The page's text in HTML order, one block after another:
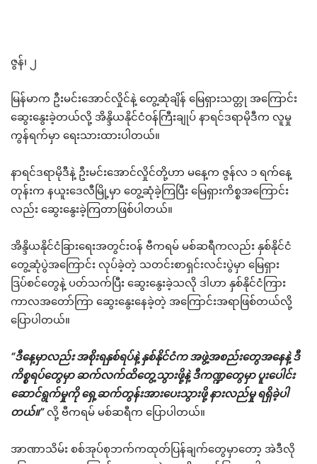
ဇွန်၊ ၂
မြန်မာက ဦးမင်းအောင်လှိုင်နဲ့ တွေ့ဆုံချိန် မြေရှားသတ္တု အကြောင်း
ဆွေးနွေးခဲ့တယ်လို့ အိန္ဒိယနိုင်ငံဝန်ကြီးချုပ် နာရင်ဒရာမိုဒီက လူမှု
ကွန်ရက်မှာ ရေးသားထားပါတယ်။
နာရင်ဒရာမိုဒီနဲ့ ဦးမင်းအောင်လှိုင်တို့ဟာ မနေ့က ဇွန်လ ၁ ရက်နေ့
တုန်းက နယူးဒေလီမြို့မှာ တွေ့ဆုံခဲ့ကြပြီး မြေရှားကိစ္စအကြောင်း
လည်း ဆွေးနွေးခဲ့ကြတာဖြစ်ပါတယ်။
အိန္ဒိယနိုင်ငံခြားရေးအတွင်းဝန် ဗီကရမ် မစ်ဆရီကလည်း နှစ်နိုင်ငံ
တွေ့ဆုံပွဲအကြောင်း လုပ်ခဲ့တဲ့ သတင်းစာရှင်းလင်းပွဲမှာ မြေရှား
ဒြပ်စင်တွေနဲ့ ပတ်သက်ပြီး ဆွေးနွေးခဲ့သလို ဒါဟာ နှစ်နိုင်ငံကြား
ကာလအတော်ကြာ ဆွေးနွေးနေခဲ့တဲ့ အကြောင်းအရာဖြစ်တယ်လို့
ပြောပါတယ်။
“ဒီနေ့မှာလည်း အစိုးရနှစ်ရပ်နဲ့ နှစ်နိုင်ငံက အဖွဲ့အစည်းတွေအနေနဲ့ ဒီ
ကိစ္စရပ်တွေမှာ ဆက်လက်ထိတွေ့သွားဖို့နဲ့ ဒီကဏ္ဍတွေမှာ ပူးပေါင်း
ဆောင်ရွက်မှုကို ရှေ့ဆက်တွန်းအားပေးသွားဖို့ နားလည်မှု ရရှိခဲ့ပါ
တယ်။” လို့ ဗီကရမ် မစ်ဆရီက ပြောပါတယ်။
အာဏာသိမ်း စစ်အုပ်စုဘက်ကထုတ်ပြန်ချက်တွေမှာတော့ အဲဒီလို